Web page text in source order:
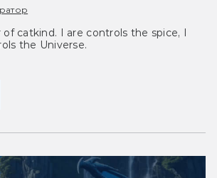
of catkind. I are controls the spice, I
the Universe.